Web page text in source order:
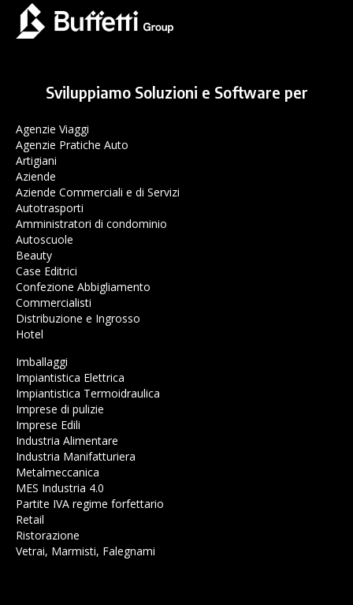
Sviluppiamo Soluzioni e Software per
Agenzie Viaggi
Agenzie Pratiche Auto
Artigiani
Aziende
Aziende Commerciali e di Servizi
Autotrasporti
Amministratori di condominio
Autoscuole
Beauty
Case Editrici
Confezione Abbigliamento
Commercialisti
Distribuzione e Ingrosso
Hotel
Imballaggi
Impiantistica Elettrica
Impiantistica Termoidraulica
Imprese di pulizie
Imprese Edili
Industria Alimentare
Industria Manifatturiera
Metalmeccanica
MES Industria 4.0
Partite IVA regime forfettario
Retail
Ristorazione
Vetrai, Marmisti, Falegnami